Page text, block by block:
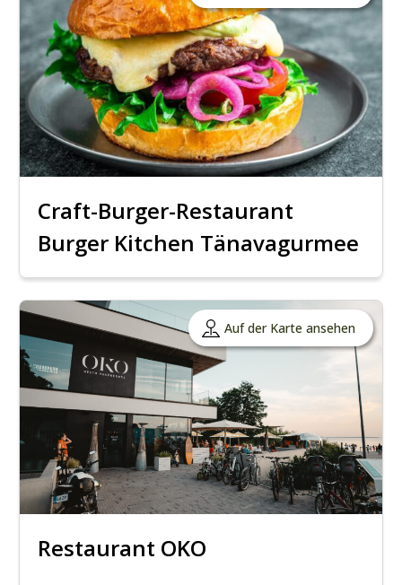
Craft-Burger-Restaurant
Burger Kitchen Tänavagurmee
Auf der Karte ansehen
Restaurant OKO